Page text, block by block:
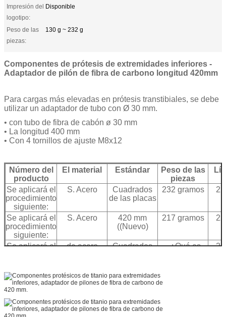
Impresión del
logotipo:
Disponible
Peso de las
piezas:
130 g ~ 232 g
Componentes de prótesis de extremidades inferiores -
Adaptador de pilón de fibra de carbono longitud 420mm
Para cargas más elevadas en prótesis transtibiales, se debe
utilizar un adaptador de tubo con Ø 30 mm.
• con tubo de fibra de cabón ø 30 mm
• La longitud 400 mm
• Con 4 tornillos de ajuste M8x12
Número del
producto
El material Estándar
Peso de las
piezas
Se aplicará el
procedimiento
siguiente:
S. Acero
Cuadrados
de las placas
232 gramos
Se aplicará el
procedimiento
siguiente:
S. Acero
420 mm
((Nuevo)
217 gramos
Se aplicará el
de acero
Cuadrados
- ¿Qué es
Se aplicarán
las
disposiciones
siguientes:
De aleación
de aluminio
Cuadrados
de las placas